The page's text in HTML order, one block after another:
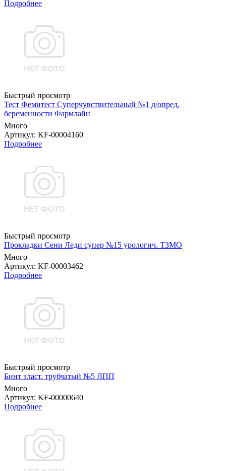
Подробнее
Быстрый просмотр
Тест Фемитест Суперчувствительный №1 д/опред.
беременности Фармлайн
Много
Артикул: KF-00004160
Подробнее
Быстрый просмотр
Прокладки Сени Леди супер №15 урологич. ТЗМО
Много
Артикул: KF-00003462
Подробнее
Быстрый просмотр
Бинт эласт. трубчатый №5 ЛПП
Много
Артикул: KF-00000640
Подробнее